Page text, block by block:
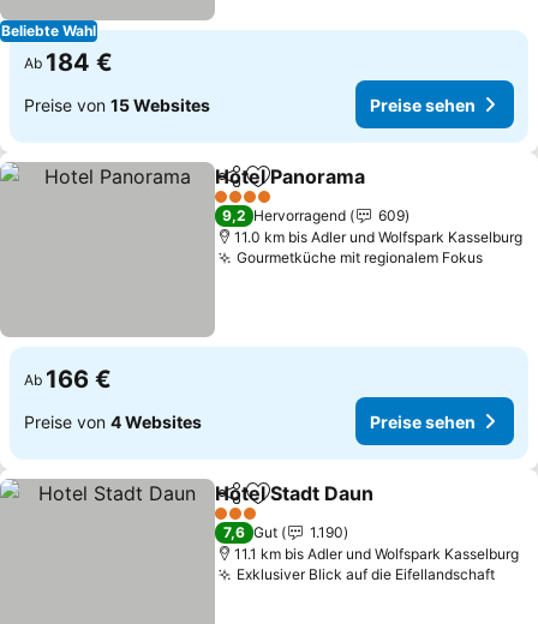
Beliebte Wahl
Ab 184 €
Preise von 15 Websites Preise sehen
TeilenZu Favoriten hinzufügen
Hotel Panorama
4 Sterne
9,2 Hervorragend
609
11.0 km bis Adler und Wolfspark Kasselburg
Gourmetküche mit regionalem Fokus
Ab 166 €
Preise von 4 Websites Preise sehen
TeilenZu Favoriten hinzufügen
Hotel Stadt Daun
3 Sterne
7,6 Gut
1.190
11.1 km bis Adler und Wolfspark Kasselburg
Exklusiver Blick auf die Eifellandschaft